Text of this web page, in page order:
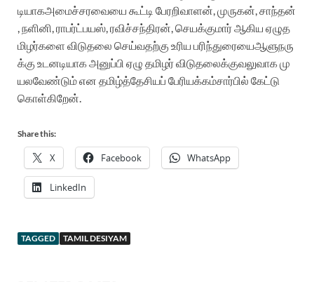
டியாகஅமைச்சரவையை கூட்டி பேரறிவாளன் முருகன் சாந்தன்
நளினி ராபர்ட்பயஸ் ரவிச்சந்திரன் செயக்குமார்ஆகிய ஏழுத
மிழர்களை விடுதலை செய்வதற்கு உரிய பரிந்துரையைஆளுநரு
க்கு உடனடியாகஅனுப்பி ஏழு தமிழர்விடுதலைக்குவலுவாகமு
யலவேண்டும்என தமிழ்த்தேசியப் பேரியக்கம்சார்பில் கேட்டு
கொள்கிறேன்
Share this:
X Facebook WhatsApp
LinkedIn
TAGGED TAMIL DESIYAM